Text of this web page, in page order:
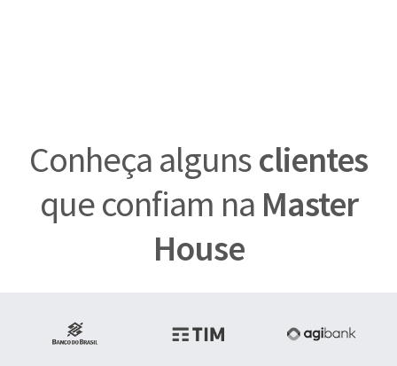
Conheça algunsclientes
que confiam na Master
House